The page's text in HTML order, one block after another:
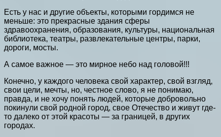
Есть у нас и другие объекты, которыми гордимся не
меньше: это прекрасные здания сферы
здравоохранения, образования, культуры, национальная
библиотека, театры, развлекательные центры, парки,
дороги, мосты.
А самое важное — это мирное небо над головой!!!
Конечно, у каждого человека свой характер, свой взгляд,
свои цели, мечты, но, честное слово, я не понимаю,
правда, и не хочу понять людей, которые добровольно
покинули свой родной город, свое Отечество и живут где-
то далеко от этой красоты — за границей, в других
городах.